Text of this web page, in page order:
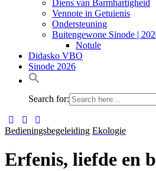
Diens van Barmhartigheid
Vennote in Getuienis
Ondersteuning
Buitengewone Sinode |
Notule
Didasko VBO
Sinode 2026
Search for:
Bedieningsbegeleiding Ekologie
Erfenis, liefde en